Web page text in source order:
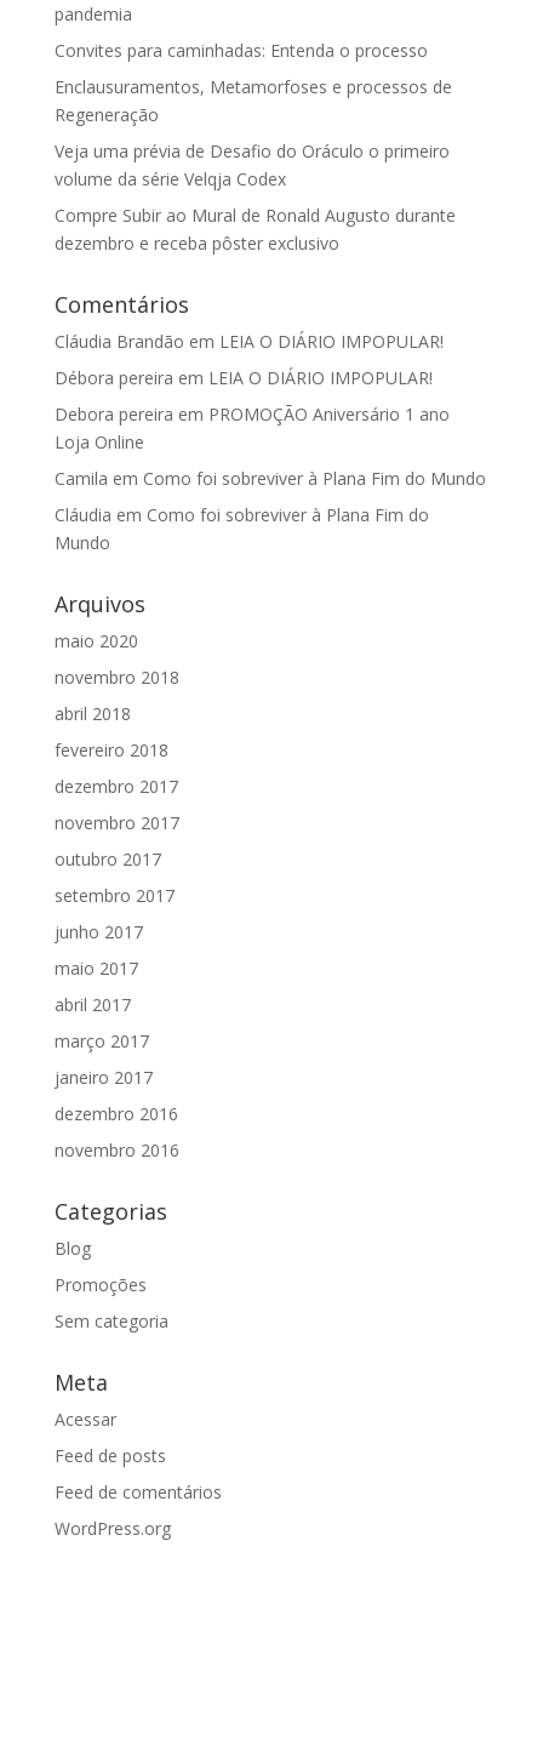
pandemia
Convites para caminhadas: Entenda o processo
Enclausuramentos, Metamorfoses e processos de
Regeneração
Veja uma prévia de Desafio do Oráculo o primeiro
volume da série Velqja Codex
Compre Subir ao Mural de Ronald Augusto durante
dezembro e receba pôster exclusivo
Comentários
Cláudia Brandão em LEIA O DIÁRIO IMPOPULAR!
Débora pereira em LEIA O DIÁRIO IMPOPULAR!
Debora pereira em PROMOÇÃO Aniversário 1 ano
Loja Online
Camila em Como foi sobreviver à Plana Fim do Mundo
Cláudia em Como foi sobreviver à Plana Fim do
Mundo
Arquivos
maio 2020
novembro 2018
abril 2018
fevereiro 2018
dezembro 2017
novembro 2017
outubro 2017
setembro 2017
junho 2017
maio 2017
abril 2017
março 2017
janeiro 2017
dezembro 2016
novembro 2016
Categorias
Blog
Promoções
Sem categoria
Meta
Acessar
Feed de posts
Feed de comentários
WordPress.org